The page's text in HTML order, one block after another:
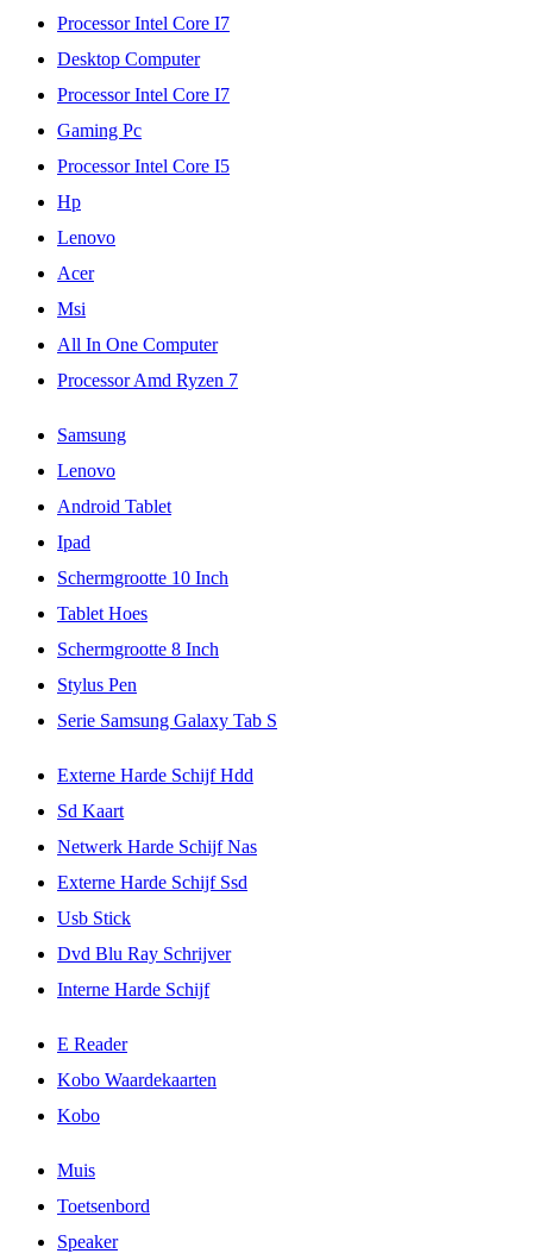
Processor Intel Core I7
Desktop Computer
Processor Intel Core I7
Gaming Pc
Processor Intel Core I5
Hp
Lenovo
Acer
Msi
All In One Computer
Processor Amd Ryzen 7
Samsung
Lenovo
Android Tablet
Ipad
Schermgrootte 10 Inch
Tablet Hoes
Schermgrootte 8 Inch
Stylus Pen
Serie Samsung Galaxy Tab S
Externe Harde Schijf Hdd
Sd Kaart
Netwerk Harde Schijf Nas
Externe Harde Schijf Ssd
Usb Stick
Dvd Blu Ray Schrijver
Interne Harde Schijf
E Reader
Kobo Waardekaarten
Kobo
Muis
Toetsenbord
Speaker